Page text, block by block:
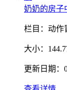
奶奶的房子
栏目： 动作
大小：
更新日期：